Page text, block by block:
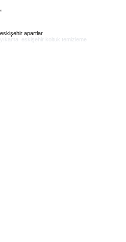
eskişehir apartlar
yıkama
eskişehir koltuk temizleme